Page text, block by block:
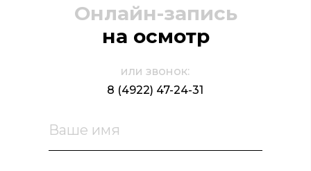
Онлайн-запись
на осмотр
или звонок:
8 (4922) 47-24-31